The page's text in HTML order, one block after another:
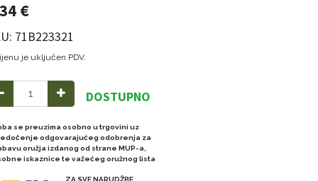
€
71B223321
je uključen PDV.
DOSTUPNO
se preuzima osobno u trgovini uz
odgovarajućeg odobrenja za
oružja izdanog od strane MUP-a,
iskaznice te važećeg oružnog lista
ZA SVE NARUDŽBE